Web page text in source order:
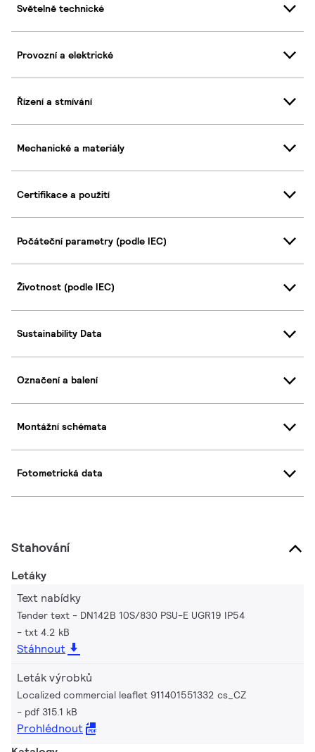
Světelně technické
Provozní a elektrické
Řízení a stmívání
Mechanické a materiály
Certifikace a použití
Počáteční parametry (podle IEC)
Životnost (podle IEC)
Sustainability Data
Označení a balení
Montážní schémata
Fotometrická data
Stahování
Letáky
Text nabídky
Tender text - DN142B 10S/830 PSU-E UGR19 IP54
txt 4.2 kB
Stáhnout
Leták výrobků
Localized commercial leaflet 911401551332 cs_CZ
pdf 315.1 kB
Prohlédnout